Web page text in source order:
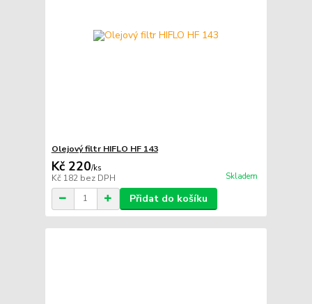
Olejový filtr HIFLO HF 143
Kč 220/ks
Kč 182 bez DPH Skladem
Přidat do košíku